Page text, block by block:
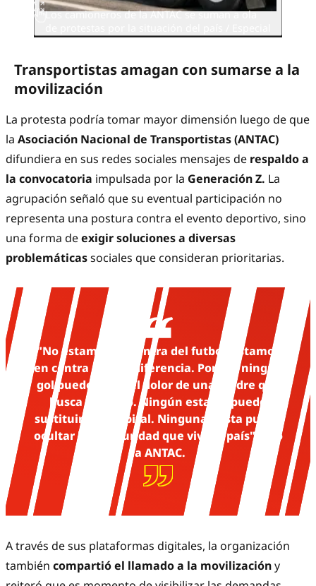
Los camioneros de la ANTAC se suman a ola
Transportistas amagan con sumarse a la
movilización
La protesta podría tomar mayor dimensión luego de que
la Asociación Nacional de Transportistas (ANTAC)
difundiera en sus redes sociales mensajes de respaldo a
la convocatoria impulsada por la Generación Z. La
agrupación señaló que su eventual participación no
representa una postura contra el evento deportivo, sino
una forma deexigir soluciones a diversas
problemáticassociales que consideran prioritarias.
"No estamos en contra del futbol. Estamos
en contra de la indiferencia. Porque ningún
gol puede tapar el dolor de una madre que
busca a su hijo. Ningún estadio puede
sustituir un hospital. Ninguna fiesta puede
ocultar la inseguridad que vive el país", dijo
la ANTAC.
A través de sus plataformas digitales, la organización
también compartió el llamado a la movilizacióny